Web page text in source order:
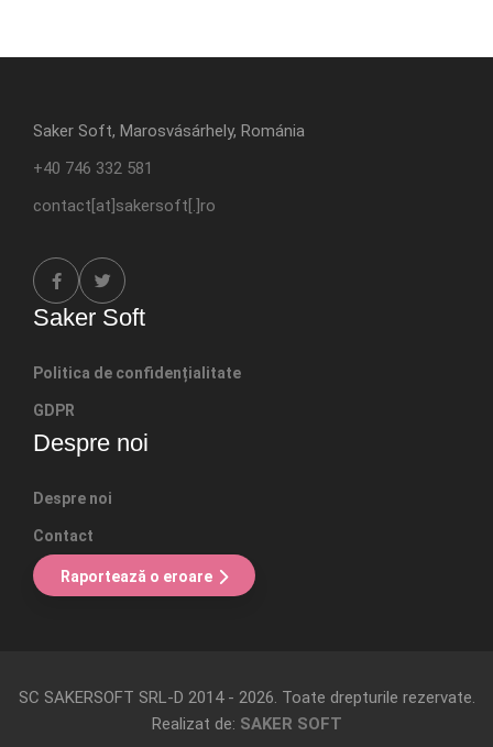
Saker Soft, Marosvásárhely, Románia
+40 746 332 581
contact[at]sakersoft[.]ro
Saker Soft
Politica de confidențialitate
GDPR
Despre noi
Despre noi
Contact
Raportează o eroare
SC SAKERSOFT SRL-D 2014 - 2026. Toate drepturile rezervate.
Realizat de: SAKER SOFT